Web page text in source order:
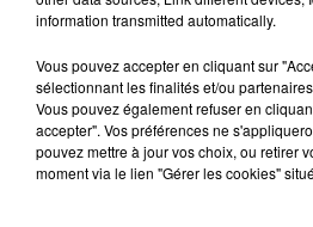
« On a les stars qu’on mérite »
Hugues Baum exposera du 6 juin
qu’il a décidé d’intituler« On a les
Exemple de l’une d’elles : David
David Bollwerk, «un peu un
grand sourire. Il reprend à sa
information transmitted automatically.
Vous pouvez accepter en cliquant sur
sélectionnant les finalités et/ou
Vous pouvez également refuser en
accepter". Vos préférences ne
pouvez mettre à jour vos choix, ou retirer
moment via le lien "Gérer les cookies"